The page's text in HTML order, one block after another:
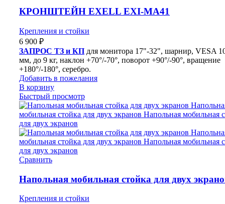
КРОНШТЕЙН EXELL EXI-MA41
Крепления и стойки
6 900 ₽
ЗАПРОС ТЗ и КП для монитора 17"-32", шарнир, VESA
мм, до 9 кг, наклон +70°/-70°, поворот +90°/-90°, вращение
+180°/-180°, серебро.
Добавить в пожелания
В корзину
Быстрый просмотр
Сравнить
Напольная мобильная стойка для двух
Крепления и стойки